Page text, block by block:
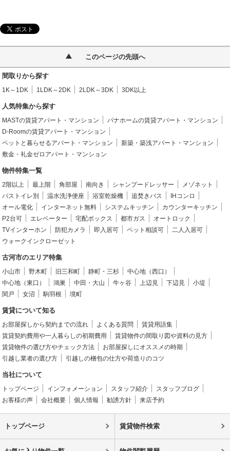
このページの先頭へ
間取りから探す
1K～1DK 1LDK～2DK 2LDK～3DK 3DK以上
人気特集から探す
MASTの賃貸アパート・マンション
パナホームの賃貸アパート・マンション
D-Roomの賃貸アパート・マンション
ペットと暮らせるアパート・マンション
新築・築浅アパート・マンション
敷金・礼金ゼロアパート・マンション
物件特集一覧
2階以上 最上階 角部屋 南向き シャンプードレッサー
メゾネット
バストイレ別
温水洗浄便座 浴室乾燥機 追焚きバス
IHコンロ
オール電化
インターネット無料 システムキッチン
カウンターキッチン
P2台可
エレベーター 宅配ボックス 都市ガス
オートロック
TVインターホン
防犯カメラ 即入居可 ペット相談可
二人入居可
ウォークインクローゼット
古河市のエリア特集
小山市 野木町 旧三和町 静町・三杉
中心地（西口）
中心地（東口）
鴻巣 中田・大山 牛ヶ谷 上辺見 下辺見
小堤
関戸
女沼 駒羽根 境町
賃貸について知る
お部屋探しから契約までの流れ よくある質問
賃貸用語集
賃貸契約費用や一人暮らしの初期費用
賃貸物件の間取り図や資料の見方
賃貸物件の選び方やチェック方法
お部屋探しにオススメの時期
引越し業者の選び方
引越しの梱包の仕方や荷造りのコツ
当社について
トップページ インフォメーション スタッフ紹介
スタッフブログ
お客様の声
会社概要 個人情報 勧誘方針 来店予約
トップページ 賃貸物件検索